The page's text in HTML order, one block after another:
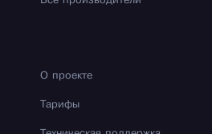
О проекте
Тарифы